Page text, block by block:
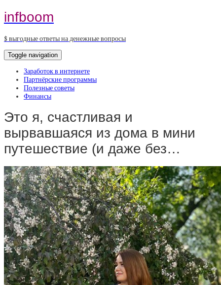
infboom
$ выгодные ответы на денежные вопросы
Toggle navigation
Заработок в интернете
Партнёрские программы
Полезные советы
Финансы
Это я, счастливая и
вырвавшаяся из дома в мини
путешествие (и даже без…